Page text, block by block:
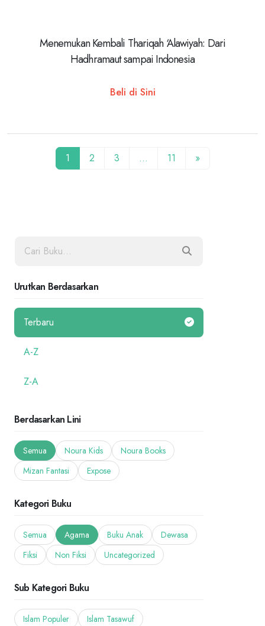
Menemukan Kembali Thariqah ‘Alawiyah: Dari
Hadhramaut sampai Indonesia
Beli di Sini
1 2 3 … 11 »
Urutkan Berdasarkan
Terbaru
A-Z
Z-A
Berdasarkan Lini
Semua Noura Kids
Noura Books
Mizan Fantasi
Expose
Kategori Buku
Semua Agama Buku Anak
Dewasa
Fiksi
Non Fiksi Uncategorized
Sub Kategori Buku
Islam Populer
Islam Tasawuf